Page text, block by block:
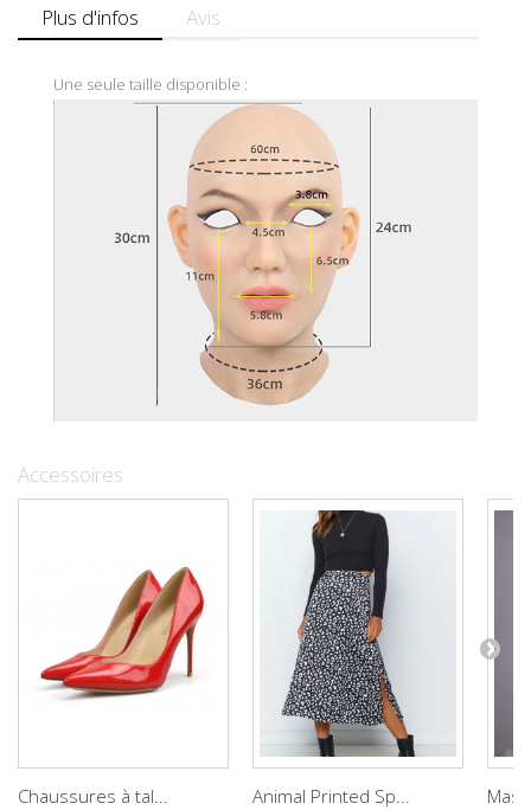
Plus d'infos Avis
Une seule taille disponible :
Accessoires
Chaussures à tal... Animal Printed Sp...